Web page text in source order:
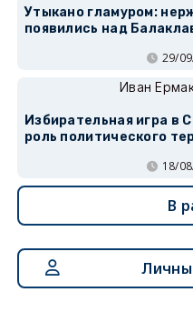
Утыкано гламуром:
появились над
29/
Иван
Избирательная игра в
роль политического
18/
В